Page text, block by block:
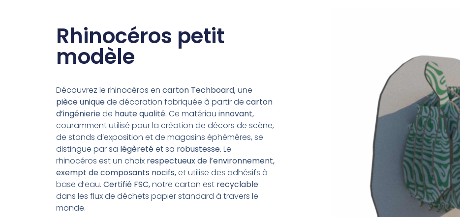
Rhinocéros petit
modèle
Découvrez le rhinocéros en carton Techboard, une
pièce uniquede décoration fabriquée à partir de carton
d’ingénieriede haute qualité. Ce matériau innovant,
couramment utilisé pour la création de décors de scène,
de stands d’exposition et de magasins éphémères, se
distingue par sa légèretéet sa robustesse. Le
rhinocéros est un choix respectueux de l’environnement,
exempt decomposants nocifs,et utilise des adhésifs à
base d’eau. Certifié FSC,notre carton est recyclable
dans les flux de déchets papier standard à travers le
monde.